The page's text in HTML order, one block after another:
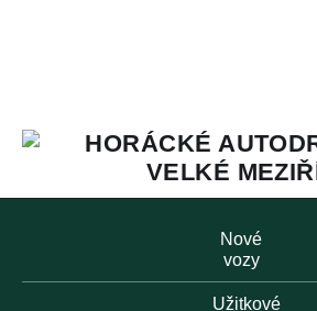
Nové
vozy
Užitkové